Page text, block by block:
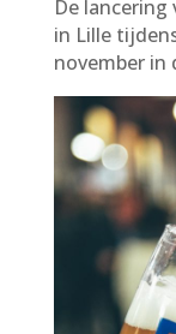
De
in Lille
november in